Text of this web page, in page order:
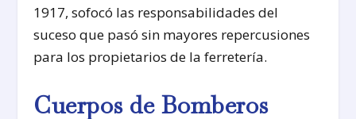
1917, sofocó las responsabilidades del
suceso que pasó sin mayores repercusiones
para los propietarios de la ferretería.
Cuerpos de Bomberos